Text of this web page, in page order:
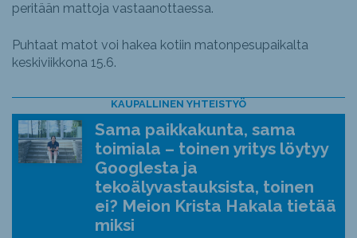
peritään mattoja vastaanottaessa.
Puhtaat matot voi hakea kotiin matonpesupaikalta
keskiviikkona 15.6.
KAUPALLINEN YHTEISTYÖ
Sama paikkakunta, sama
toimiala – toinen yritys löytyy
Googlesta ja
tekoälyvastauksista, toinen
ei? Meion Krista Hakala tietää
miksi